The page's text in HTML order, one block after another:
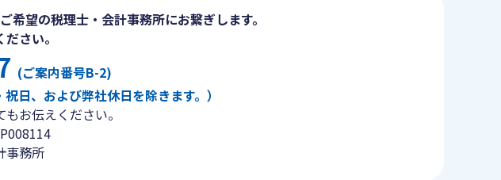
望の税理士・会計事務所にお繋ぎします。
さい。
(ご案内番号B-2)
日、および弊社休日を除きます。）
お伝えください。
事務所